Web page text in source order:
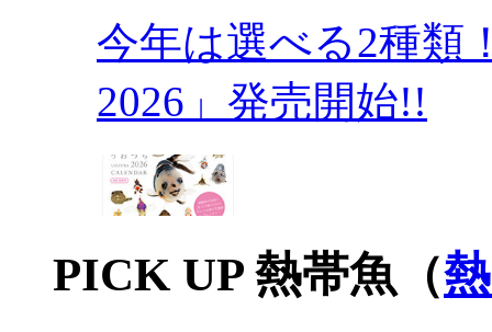
今年は選べる2種類
2026」発売開始!!
PICK UP 熱帯魚（